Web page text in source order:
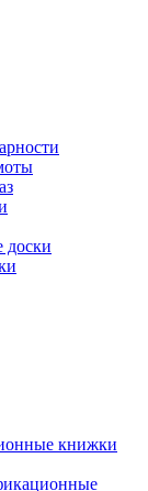
доски
книжки